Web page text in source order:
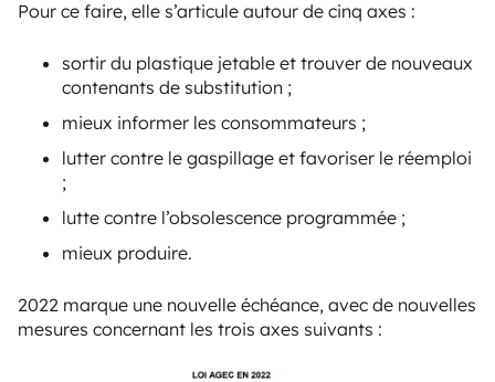
Pour ce faire, elle s’articule autour de cinq axes :
sortir du plastique jetable et trouver de nouveaux
contenants de substitution ;
mieux informer les consommateurs ;
lutter contre le gaspillage et favoriser le réemploi
;
lutte contre l’obsolescence programmée ;
mieux produire.
2022 marque une nouvelle échéance, avec de nouvelles
mesures concernant les trois axes suivants :